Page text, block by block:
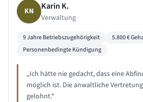
KN Karin K.
Verwaltung
9 JahreBetriebszugehörigkeit 5.800€
Personenbedingte Kündigung
„Ich hätte nie gedacht, dass eine
möglich ist. Die anwaltliche
gelohnt.“